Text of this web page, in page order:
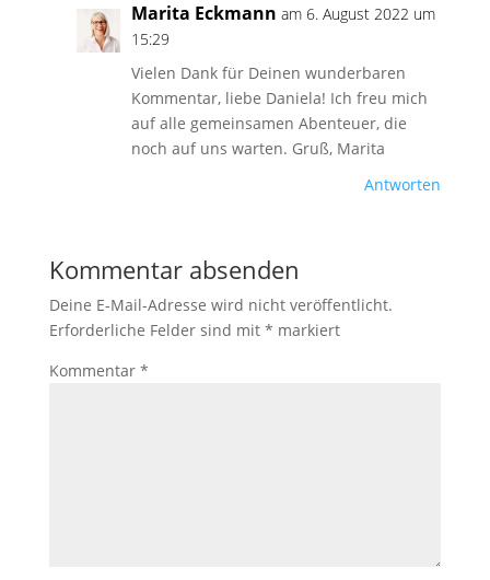
Marita Eckmann am 6. August 2022 um
15:29
Vielen Dank für Deinen wunderbaren
Kommentar, liebe Daniela! Ich freu mich
auf alle gemeinsamen Abenteuer, die
noch auf uns warten. Gruß, Marita
Antworten
Kommentar absenden
Deine E-Mail-Adresse wird nicht veröffentlicht.
Erforderliche Felder sind mit * markiert
Kommentar *